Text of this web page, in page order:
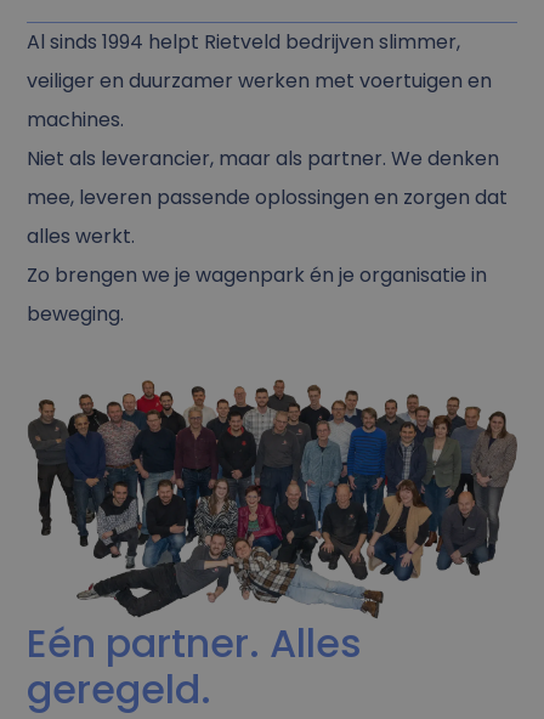
Al sinds 1994 helpt Rietveld bedrijven slimmer,
veiliger en duurzamer werken met voertuigen en
machines.
Niet als leverancier, maar als partner. We denken
mee, leveren passende oplossingen en zorgen dat
alles werkt.
Zo brengen we je wagenpark én je organisatie in
beweging.
Eén partner. Alles
geregeld.